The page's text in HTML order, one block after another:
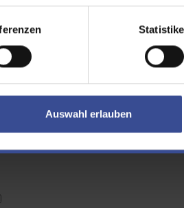
Auswahl erlauben